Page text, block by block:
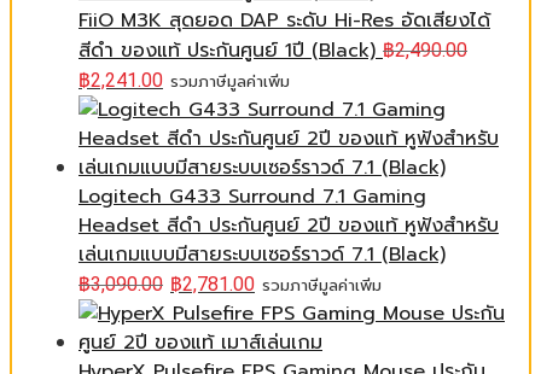
FiiO M3K สุดยอด DAP ระดับ Hi-Res อัดเสียงได้
สีดำ ของแท้ ประกันศูนย์ 1ปี (Black) ฿2,490.00
฿2,241.00 รวมภาษีมูลค่าเพิ่ม
Logitech G433 Surround 7.1 Gaming
Headset สีดำ ประกันศูนย์ 2ปี ของแท้ หูฟังสำหรับ
เล่นเกมแบบมีสายระบบเซอร์ราวด์ 7.1 (Black)
฿3,090.00 ฿2,781.00 รวมภาษีมูลค่าเพิ่ม